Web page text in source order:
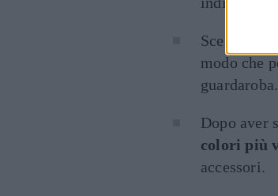
Scelto il
modo che
guardaroba.
Dopo aver
colori più
accessori.